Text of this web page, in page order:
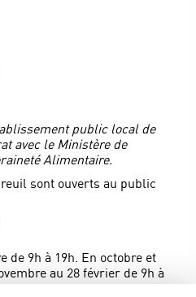
public local de
avec le Ministère de
Alimentaire.
sont ouverts au public
de 9h à 19h. En octobre et
au 28 février de 9h à